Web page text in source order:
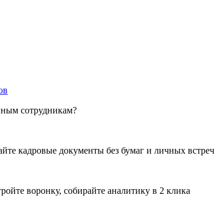
сотрудникам?
кадровые документы без бумаг и личных встреч
воронку, собирайте аналитику в 2 клика